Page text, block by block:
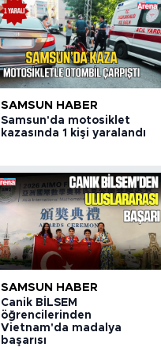
SAMSUN HABER
Samsun'da motosiklet
kazasında 1 kişi yaralandı
SAMSUN HABER
Canik BİLSEM
öğrencilerinden
Vietnam'da madalya
başarısı